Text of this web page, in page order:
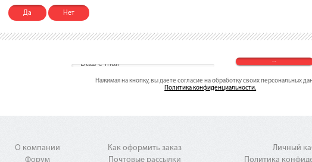
Да Нет
Нажимая на кнопку, вы даете согласие на обработку своих персональных
Политика конфиденциальности.
О компании
Форум
Как оформить заказ
Почтовые рассылки
Личный
Политика